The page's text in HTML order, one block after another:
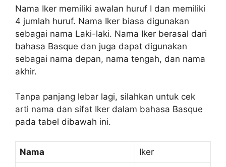
Nama Iker memiliki awalan huruf I dan memiliki
4 jumlah huruf. Nama Iker biasa digunakan
sebagai nama Laki-laki. Nama Iker berasal dari
bahasa Basque dan juga dapat digunakan
sebagai nama depan, nama tengah, dan nama
akhir.
Tanpa panjang lebar lagi, silahkan untuk cek
arti nama dan sifat Iker dalam bahasa Basque
pada tabel dibawah ini.
Nama Iker